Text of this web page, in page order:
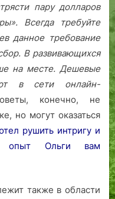
пару долларов
Всегда требуйте
данное требование
В развивающихся
на месте. Дешевые
в сети онлайн-
конечно, не
но могут оказаться
рушить интригу и
опыт Ольги вам
также в области